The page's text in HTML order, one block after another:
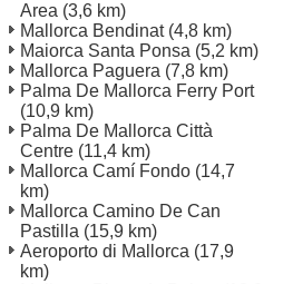
Area (3,6 km)
Mallorca Bendinat(4,8 km)
Maiorca Santa Ponsa (5,2 km)
Mallorca Paguera (7,8 km)
Palma De Mallorca Ferry Port
(10,9 km)
Palma De Mallorca Città
Centre (11,4 km)
Mallorca Camí Fondo (14,7
km)
Mallorca Camino De Can
Pastilla (15,9 km)
Aeroporto di Mallorca (17,9
km)